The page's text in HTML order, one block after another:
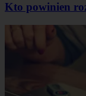
Kto powinien